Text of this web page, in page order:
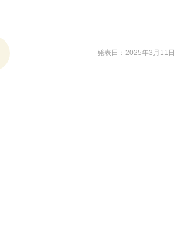
発表日：2025年3月11日